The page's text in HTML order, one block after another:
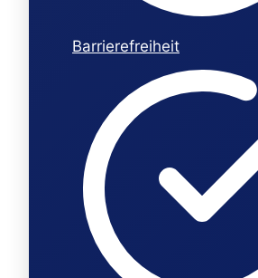
Barrierefreiheit